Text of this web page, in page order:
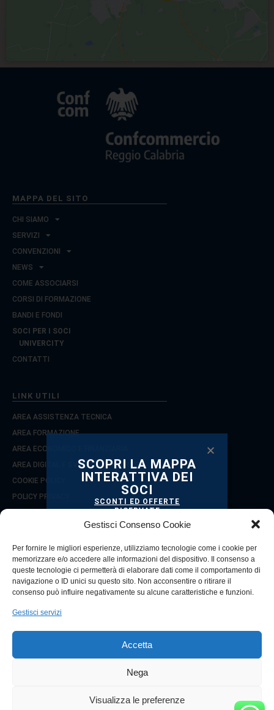
Gestisci Consenso Cookie
Per fornire le migliori esperienze, utilizziamo tecnologie come i cookie per
memorizzare e/o accedere alle informazioni del dispositivo. Il consenso a
queste tecnologie ci permetterà di elaborare dati come il comportamento di
navigazione o ID unici su questo sito. Non acconsentire o ritirare il
consenso può influire negativamente su alcune caratteristiche e funzioni.
Gestisci servizi
Accetta
Nega
Visualizza le preferenze
MAPPA DEL SITO
CHI SIAMO
SERVIZI
CONVENZIONI
NEWS
COME ASSOCIARSI
CORSI DI FORMAZIONE
BANDI E FONDI
SOCI PER I SOCI
UNIVERCITY
CONTATTI
LINK UTILI
AREA ASSISTENZA TECNICA
AREA FORMAZIONE
AREA ECONOMICO E FINANZIARIA
AREA DIGITAL E SVILUPPO D’IMPRESA
COOKIE POLICY
POLICY PRIVACY
SEGUICI SU
© 2021 Copyright Confcommercio Reggio Calabria
CF 80003010800
Powered by
SCOPRI LA MAPPA
INTERATTIVA DEI
SOCI
SCONTI ED OFFERTE
RISERVATE
TI STANNO ASPETTANDO!
VAI ALLA MAPPA